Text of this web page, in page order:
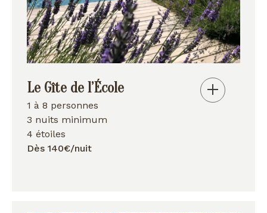
Le Gîte de l’École
1 à 8 personnes
3 nuits minimum
4 étoiles
Dès 140€/nuit